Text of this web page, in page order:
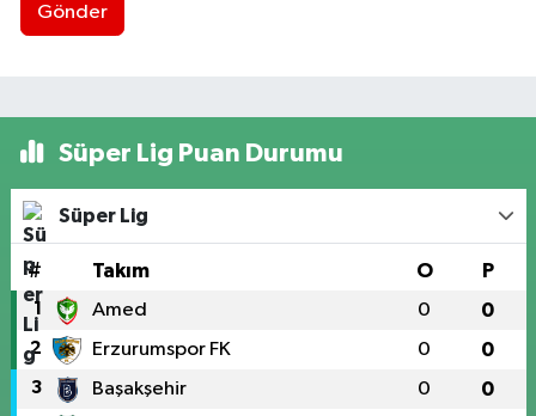
Gönder
Süper Lig Puan Durumu
Süper Lig
# Takım O P
1 Amed 0 0
2 Erzurumspor FK 0 0
3 Başakşehir 0 0